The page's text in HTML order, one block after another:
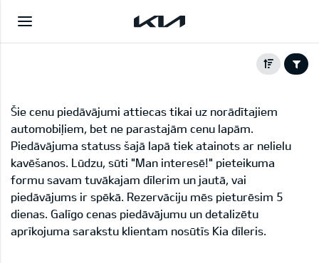
Šie cenu piedāvājumi attiecas tikai uz norādītajiem
automobiļiem, bet ne parastajām cenu lapām.
Piedāvājuma statuss šajā lapā tiek atainots ar nelielu
kavēšanos. Lūdzu, sūti "Man interesē!" pieteikuma
formu savam tuvākajam dīlerim un jautā, vai
piedāvājums ir spēkā. Rezervāciju mēs pieturēsim 5
dienas. Galīgo cenas piedāvājumu un detalizētu
aprīkojuma sarakstu klientam nosūtīs Kia dīleris.